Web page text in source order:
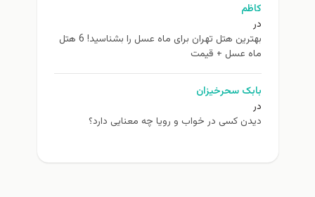
کاظم
در
بهترین هتل تهران برای ماه عسل را بشناسید! 6 هتل
ماه عسل + قیمت
بابک سحرخیزان
در
دیدن کسی در خواب و رویا چه معنایی دارد؟